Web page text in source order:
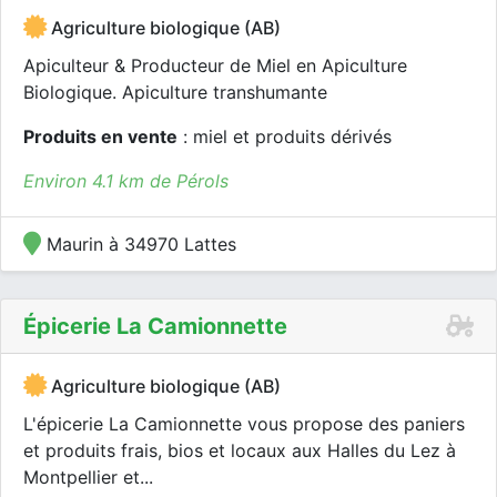
Agriculture biologique (AB)
Apiculteur & Producteur de Miel en Apiculture
Biologique. Apiculture transhumante
Produits en vente : miel et produits dérivés
Environ 4.1 km de Pérols
Maurin à 34970 Lattes
Épicerie La Camionnette
Agriculture biologique (AB)
L'épicerie La Camionnette vous propose des paniers
et produits frais, bios et locaux aux Halles du Lez à
Montpellier et...